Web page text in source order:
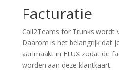
Facturatie
Call2Teams for Trunks wordt
Daarom is het belangrijk dat
aanmaakt in FLUX zodat de
worden aan deze klantkaart.